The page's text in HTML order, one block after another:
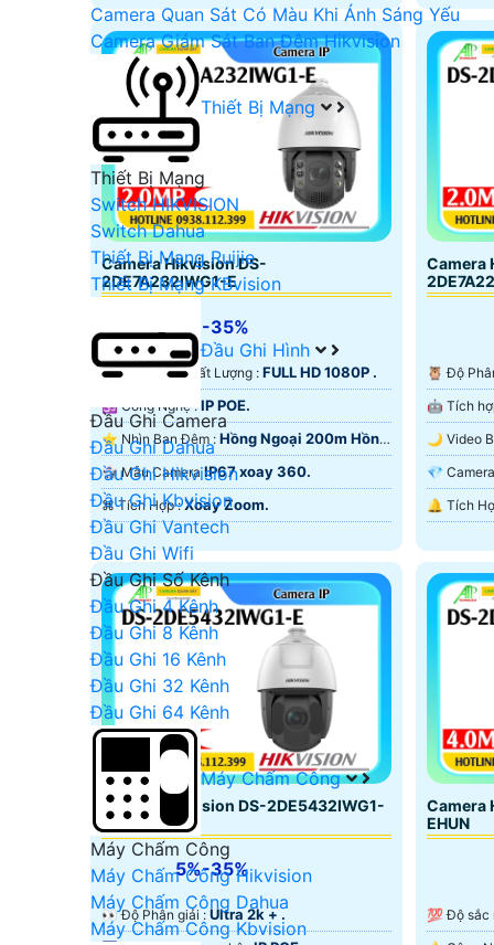
Camera Quan Sát Có Màu Khi Ánh Sáng Yếu
Camera Giám Sát Ban Đêm Hikvision
Thiết Bị Mạng
Thiết Bị Mạng
Switch HIKVISION
Switch Dahua
Thiết Bị Mạng Ruijie
Thiết Bị Mạng KBvision
Đầu Ghi Hình
Đầu Ghi Camera
Đầu Ghi Dahua
Đầu Ghi Hikvision
Đầu Ghi Kbvision
Đầu Ghi Vantech
Đầu Ghi Wifi
Đầu Ghi Số Kênh
Đầu Ghi 4 Kênh
Đầu Ghi 8 Kênh
Đầu Ghi 16 Kênh
Đầu Ghi 32 Kênh
Đầu Ghi 64 Kênh
Máy Chấm Công
Máy Chấm Công
Máy Chấm Công Hikvision
Máy Chấm Công Dahua
Máy Chấm Công Kbvision
Camera Hikvision DS-
2DE7A232IWG1-E
5%-35%
🔆 Hình Ành Chất Lượng : FULL HD 1080P .
🕉️ Công Nghệ :IP POE.
⭐ Nhìn Ban Đêm : Hồng Ngoại 200m Hồng
Ngoại Smart IR.
🎲 Mẫu CameraIP67 xoay 360.
️⌘ Tích Hợp :Xoay Zoom.
Camera
🦉 Độ
Hồng
💎
Camera Hikvision DS-2DE5432IWG1-
E
5%-35%
️👀 Độ Phân giải : Ultra 2k + .
Camera
EHUN
💯 Độ